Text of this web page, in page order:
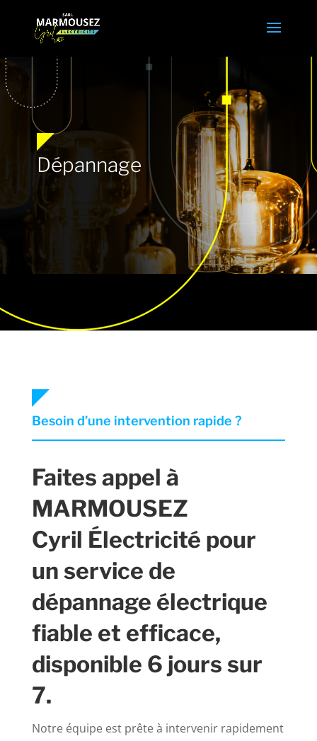
Dépannage
Besoin d’une intervention rapide ?
Faites appel à
MARMOUSEZ
Cyril Électricité pour
un service de
dépannage électrique
fiable et efficace,
disponible 6 jours sur
7.
Notre équipe est prête à intervenir rapidement